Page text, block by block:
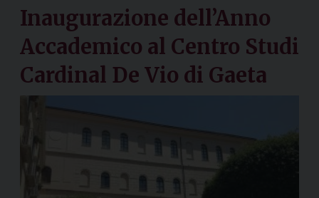
Inaugurazione dell’Anno
Accademico al Centro Studi
Cardinal De Vio di Gaeta